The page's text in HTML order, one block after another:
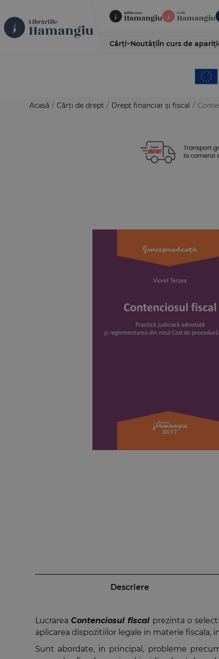
Cărți NoutățiÎn curs de
Acasă / Cărți de drept / Drept financiar și fiscal /
Descriere
Lucrarea Contenciosul fiscal prezinta o
aplicarea dispozitiilor legale in materie fiscala,
Sunt abordate, in principal, probleme